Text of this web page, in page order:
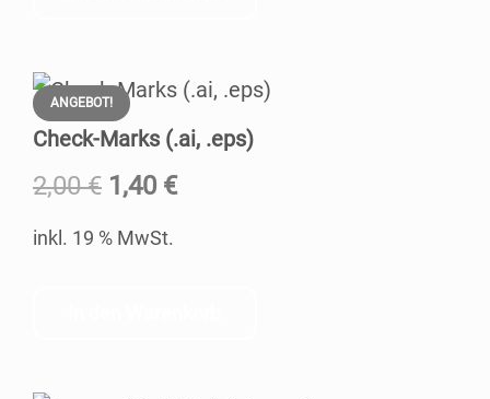
ANGEBOT!
Check-Marks (.ai, .eps)
2,00€ Ursprünglicher
1,40 €Aktueller
inkl. 19 % MwSt.